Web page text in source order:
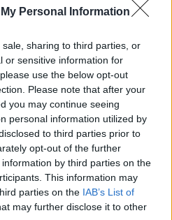
Personal Information
sharing to third parties, or
or sensitive information for
use the below opt-out
Please note that after your
you may continue seeing
personal information utilized by
to third parties prior to
opt-out of the further
by third parties on the
This information may
parties on the IAB’s List of
may further disclose it to other
korszak egyik népszerű
a gombfoci. Ebből a
számtalan változat
az arcképekkel
de a játékboltokban
formájú és kialakítású
le, eredeti
minimum 2600 Ft-ot